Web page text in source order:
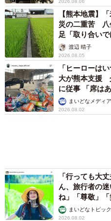
【熊本地震】
災の二重苦 八
足「取り合い
渡辺 晴子
2026.08.05
「ヒーローは
大が熊本支援
に従事 「席は
まいどなメディア
2026.08.02
「行っても大
ん、旅行者の
ね」「尊敬」「
まいどなトピック
2026.08.02